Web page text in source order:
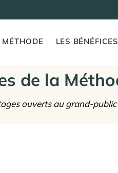
MÉTHODE LES BÉNÉFICES
de la
ouverts au grand-public